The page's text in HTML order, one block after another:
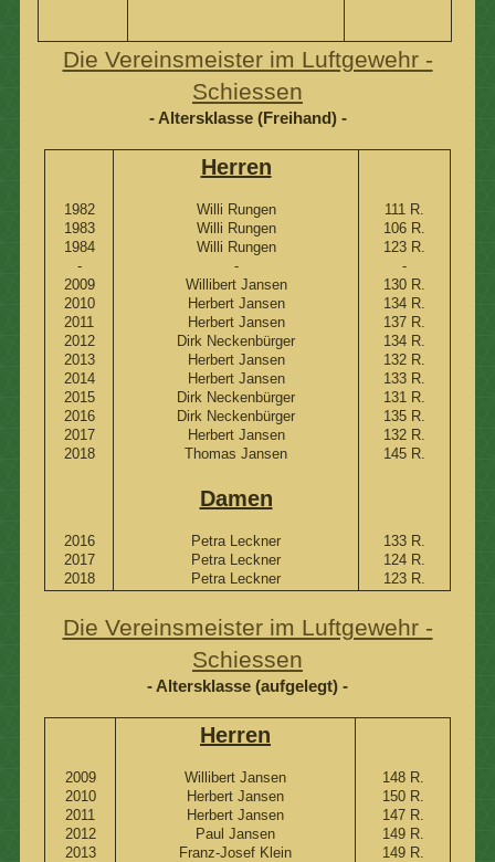
Die Vereinsmeister im Luftgewehr -
Schiessen
- Altersklasse (Freihand) -
1982
1983
1984
-
2009
2010
2011
2012
2013
2014
2015
2016
2017
2018
2016
2017
2018
Herren
Willi Rungen
Willi Rungen
Willi Rungen
-
Willibert Jansen
Herbert Jansen
Herbert Jansen
Dirk Neckenbürger
Herbert Jansen
Herbert Jansen
Dirk Neckenbürger
Dirk Neckenbürger
Herbert Jansen
Thomas Jansen
Damen
Petra Leckner
Petra Leckner
Petra Leckner
111 R.
106 R.
123 R.
-
130 R.
134 R.
137 R.
134 R.
132 R.
133 R.
131 R.
135 R.
132 R.
145 R.
133 R.
124 R.
123 R.
Die Vereinsmeister im Luftgewehr -
Schiessen
- Altersklasse (aufgelegt) -
2009
2010
2011
2012
2013
Herren
Willibert Jansen
Herbert Jansen
Herbert Jansen
Paul Jansen
Franz-Josef Klein
148 R.
150 R.
147 R.
149 R.
149 R.